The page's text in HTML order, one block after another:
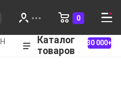
0
Каталог
товаров
30 000+